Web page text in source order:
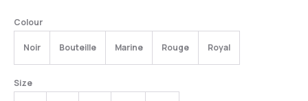
Colour
Noir Bouteille Marine Rouge Royal
Size